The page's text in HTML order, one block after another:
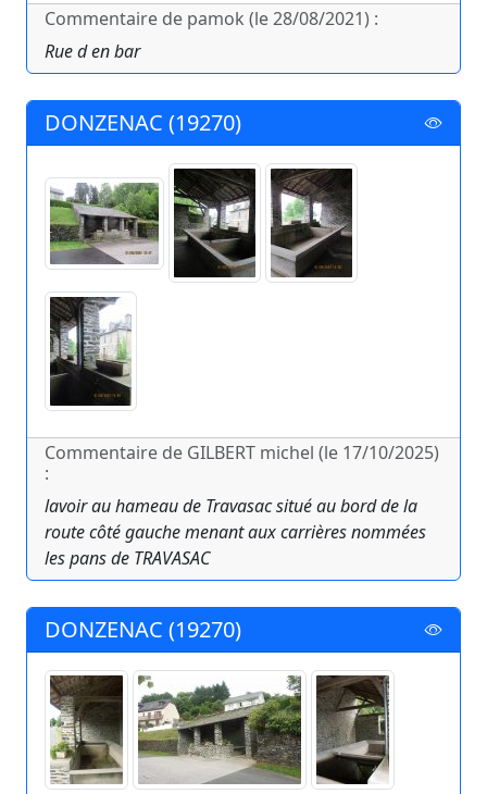
Commentaire de pamok (le 28/08/2021) :
Rue d en bar
DONZENAC (19270)
Commentaire de GILBERT michel (le 17/10/2025)
:
lavoir au hameau de Travasac situé au bord de la
route côté gauche menant aux carrières nommées
les pans de TRAVASAC
DONZENAC (19270)